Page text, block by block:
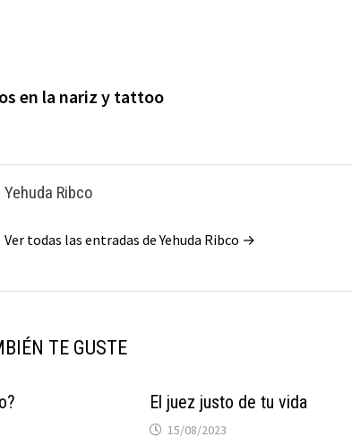
en la nariz y tattoo
Yehuda Ribco
Ver todas las entradas de Yehuda Ribco →
TE GUSTE
El juez justo de tu vida
15/08/2023